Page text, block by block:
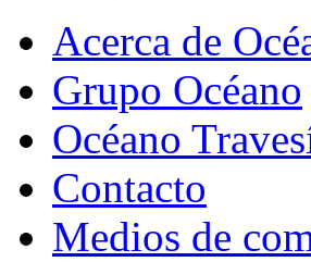
Acerca de
Grupo Océano
Océano
Contacto
Medios de